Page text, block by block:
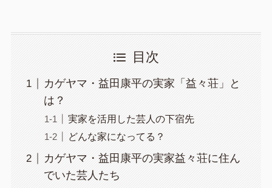
目次
カゲヤマ・益田康平の実家「益々荘」と
は？
実家を活用した芸人の下宿先
どんな家になってる？
カゲヤマ・益田康平の実家益々荘に住ん
でいた芸人たち